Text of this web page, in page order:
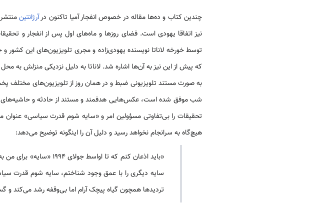
چندین کتاب و ده‌ها مقاله در خصوص انفجار آمیا تاکنون درآرژانتینمنتشر
نیز اتفاقا یهودی است. فضای روزها و ماه‌های اول پس از انفجار و
توسط خورخه لاناتا نویسنده یهودی‌زاده و مجری تلویزیون‌های این کشور
که پیش از این نیز به آن‌ها اشاره شد. لاناتا به دلیل نزدیکی منزلش به
به صورت مستند تلویزیونی ضبط و در همان روز از تلویزیون‌های
شب موفق شده است، عکس‌هایی هدفمند و مستند از حادثه و حاشیه‌های
تحقیقات را بی‌تفاوتی مسؤولین امر و «سایه شوم قدرت سیاسی» عنوان
هیچ‌گاه به سرانجام نخواهد رسید و دلیل آن را اینگونه توضیح می‌دهد:
«باید اذعان کنم که تا
سایه دیگری را با عمق وجود شناختم، سایه شوم قدرت
تردیدها همچون گیاه پیچک آرام اما بی‌وقفه رشد می‌کند و